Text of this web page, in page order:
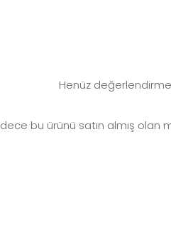
Henüz değerlendirme
bu ürünü satın almış olan